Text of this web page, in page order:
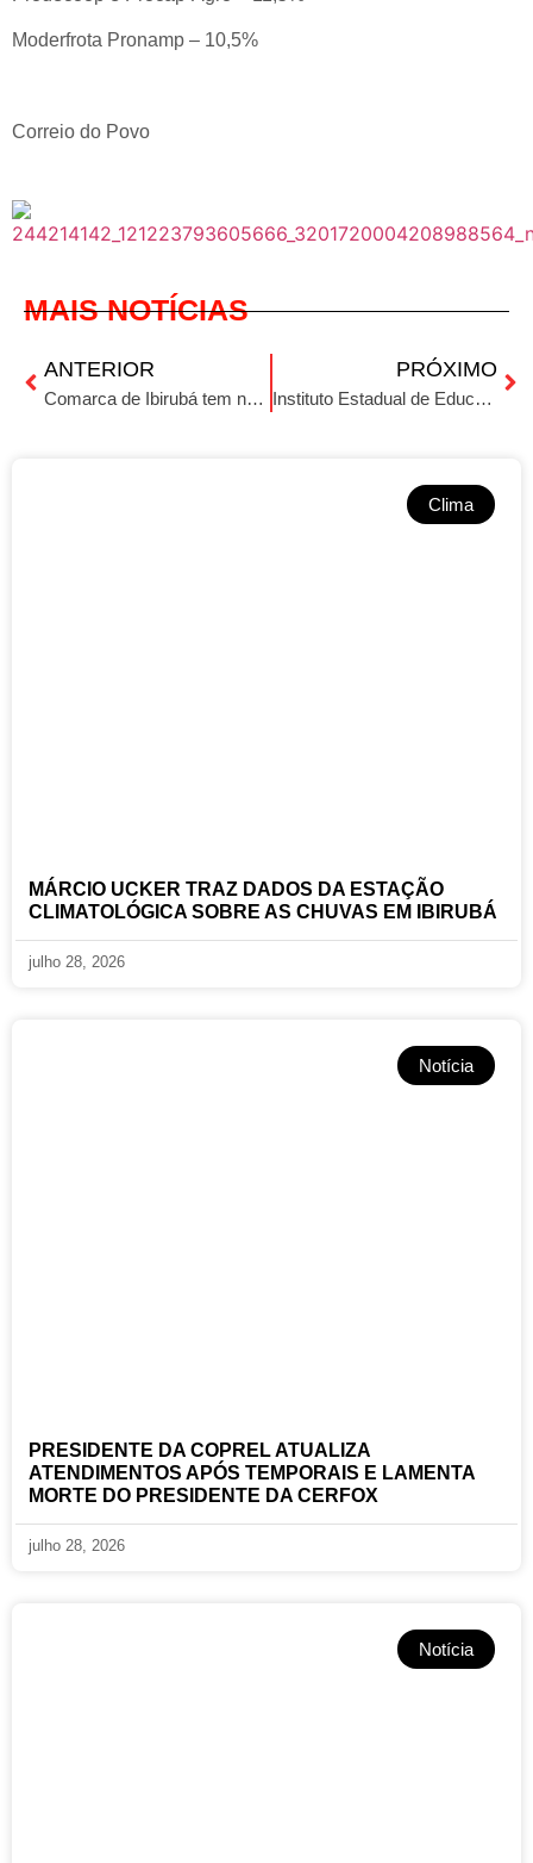
Moderfrota Pronamp – 10,5%
Correio do Povo
MAIS NOTÍCIAS
ANTERIOR
Comarca de Ibirubá tem novo Juiz
PRÓXIMO
Instituto Estadual de Educação Nossa Senhora Imaculada em Tapera completa 50 anos
Clima
MÁRCIO UCKER TRAZ DADOS DA ESTAÇÃO
CLIMATOLÓGICA SOBRE AS CHUVAS EM IBIRUBÁ
julho 28, 2026
Notícia
PRESIDENTE DA COPREL ATUALIZA
ATENDIMENTOS APÓS TEMPORAIS E LAMENTA
MORTE DO PRESIDENTE DA CERFOX
julho 28, 2026
Notícia